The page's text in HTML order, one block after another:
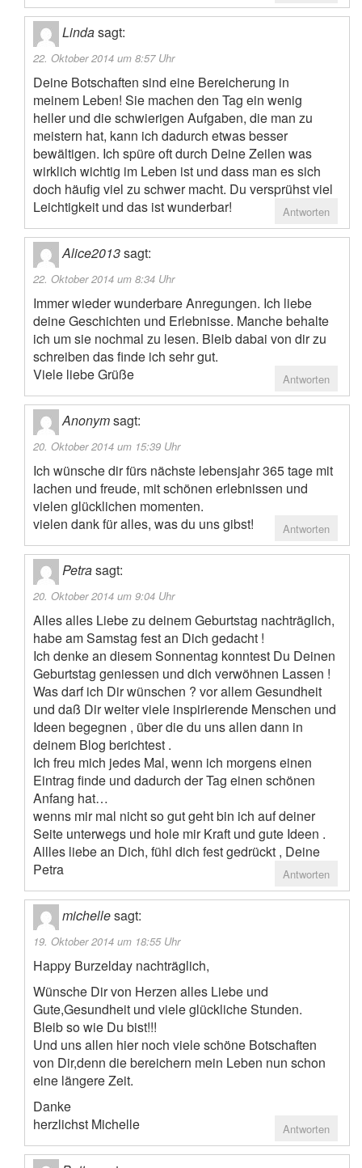
Lindasagt:
22. Oktober 2014 um 8:57 Uhr
Deine Botschaften sind eine Bereicherung in
meinem Leben! Sie machen den Tag ein wenig
heller und die schwierigen Aufgaben, die man zu
meistern hat, kann ich dadurch etwas besser
bewältigen. Ich spüre oft durch Deine Zeilen was
wirklich wichtig im Leben ist und dass man es sich
doch häufig viel zu schwer macht. Du versprühst viel
Leichtigkeit und das ist wunderbar!
Antworten
Alice2013sagt:
22. Oktober 2014 um 8:34 Uhr
Immer wieder wunderbare Anregungen. Ich liebe
deine Geschichten und Erlebnisse. Manche behalte
ich um sie nochmal zu lesen. Bleib dabai von dir zu
schreiben das finde ich sehr gut.
Viele liebe Grüße
Antworten
Anonymsagt:
20. Oktober 2014 um 15:39 Uhr
Ich wünsche dir fürs nächste lebensjahr 365 tage mit
lachen und freude, mit schönen erlebnissen und
vielen glücklichen momenten.
vielen dank für alles, was du uns gibst!
Antworten
Petrasagt:
20. Oktober 2014 um 9:04 Uhr
Alles alles Liebe zu deinem Geburtstag nachträglich,
habe am Samstag fest an Dich gedacht !
Ich denke an diesem Sonnentag konntest Du Deinen
Geburtstag geniessen und dich verwöhnen Lassen !
Was darf ich Dir wünschen ? vor allem Gesundheit
und daß Dir weiter viele inspirierende Menschen und
Ideen begegnen , über die du uns allen dann in
deinem Blog berichtest .
Ich freu mich jedes Mal, wenn ich morgens einen
Eintrag finde und dadurch der Tag einen schönen
Anfang hat…
wenns mir mal nicht so gut geht bin ich auf deiner
Seite unterwegs und hole mir Kraft und gute Ideen .
Allles liebe an Dich, fühl dich fest gedrückt , Deine
Petra
Antworten
michellesagt:
19. Oktober 2014 um 18:55 Uhr
Happy Burzelday nachträglich,
Wünsche Dir von Herzen alles Liebe und
Gute,Gesundheit und viele glückliche Stunden.
Bleib so wie Du bist!!!
Und uns allen hier noch viele schöne Botschaften
von Dir,denn die bereichern mein Leben nun schon
eine längere Zeit.
Danke
herzlichst Michelle
Antworten